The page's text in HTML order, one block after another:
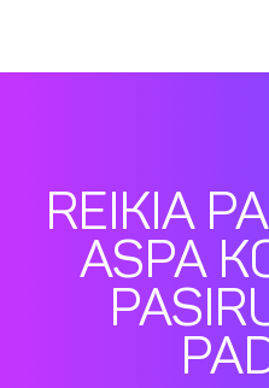
REIKIA
ASPA